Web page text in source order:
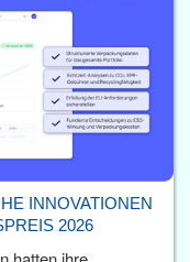
INNOVATIONEN
2026